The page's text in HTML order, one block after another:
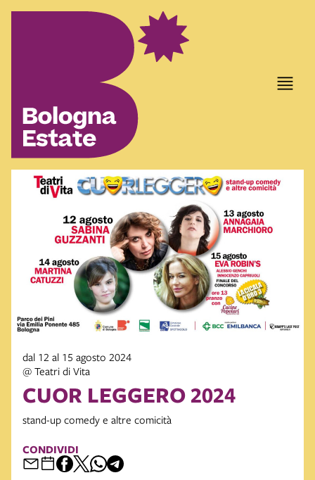
dal 12 al 15 agosto 2024
@ Teatri di Vita
CUOR LEGGERO 2024
stand-up comedy e altre comicità
CONDIVIDI